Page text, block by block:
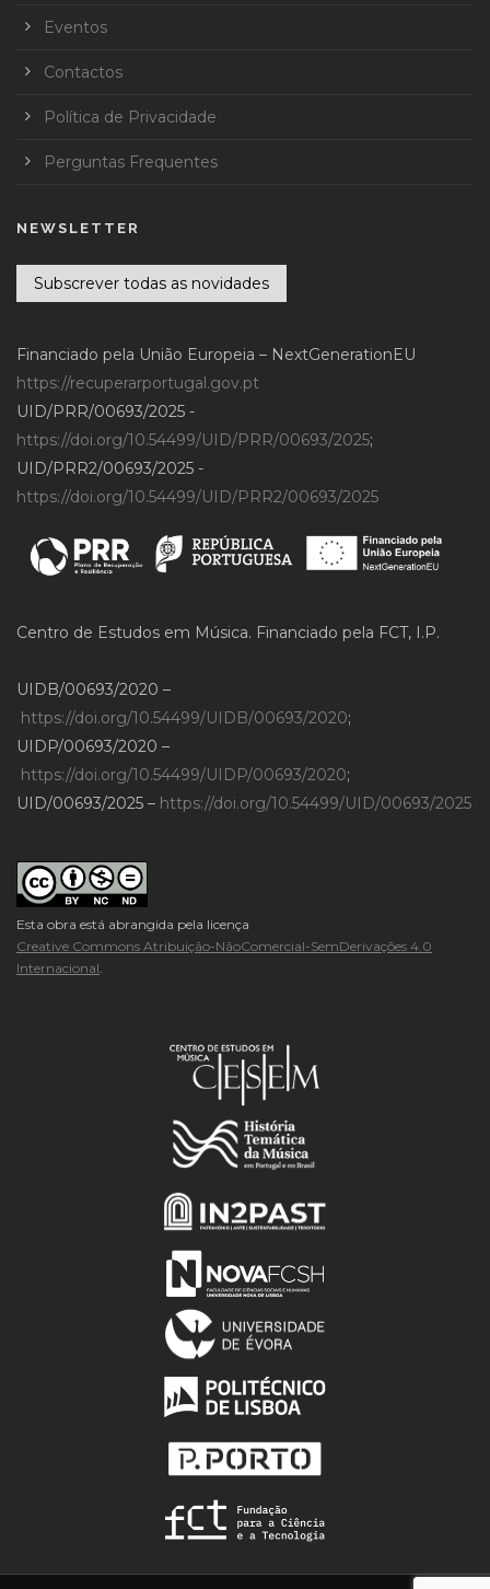
Eventos
Contactos
Política de Privacidade
Perguntas Frequentes
NEWSLETTER
Subscrever todas as novidades
Financiado pela União Europeia – NextGenerationEU
https://recuperarportugal.gov.pt
UID/PRR/00693/2025 -
https://doi.org/10.54499/UID/PRR/00693/2025;
UID/PRR2/00693/2025 -
https://doi.org/10.54499/UID/PRR2/00693/2025
Centro de Estudos em Música. Financiado pela FCT, I.P.
UIDB/00693/2020 –
https://doi.org/10.54499/UIDB/00693/2020;
UIDP/00693/2020 –
https://doi.org/10.54499/UIDP/00693/2020;
UID/00693/2025 – https://doi.org/10.54499/UID/00693/2025
Esta obra está abrangida pela licença
Creative Commons Atribuição-NãoComercial-SemDerivações 4.0
Internacional